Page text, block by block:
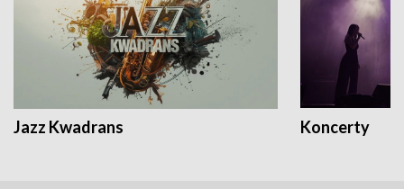
Jazz Kwadrans Koncerty